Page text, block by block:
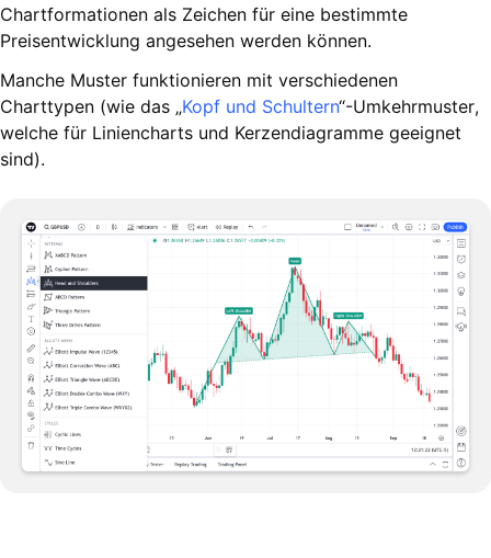
Chartformationen als Zeichen für eine bestimmte
Preisentwicklung angesehen werden können.
Manche Muster funktionieren mit verschiedenen
Charttypen (wie das „Kopf und Schultern“-Umkehrmuster,
welche für Liniencharts und Kerzendiagramme geeignet
sind).